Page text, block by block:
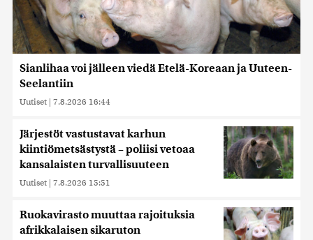
Sianlihaa voi jälleen viedä Etelä-Koreaan ja Uuteen-
Seelantiin
Uutiset | 7.8.2026 16:44
Järjestöt vastustavat karhun
kiintiömetsästystä – poliisi vetoaa
kansalaisten turvallisuuteen
Uutiset | 7.8.2026 15:51
Ruokavirasto muuttaa rajoituksia
afrikkalaisen sikaruton